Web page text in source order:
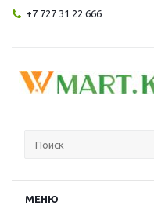
+7 727 31 22 666
МЕНЮ